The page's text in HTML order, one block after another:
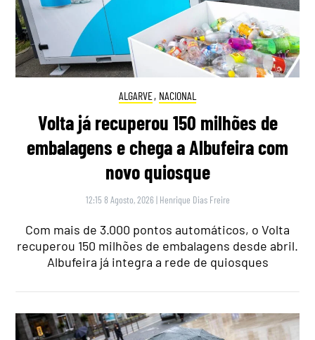
ALGARVE, NACIONAL
Volta já recuperou 150 milhões de
embalagens e chega a Albufeira com
novo quiosque
12:15 8 Agosto, 2026 | Henrique Dias Freire
Com mais de 3.000 pontos automáticos, o Volta
recuperou 150 milhões de embalagens desde abril.
Albufeira já integra a rede de quiosques